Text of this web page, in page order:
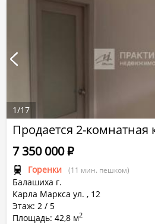
Продается 2-комнатная
Горенки (11 мин. пешком)
Балашиха г.
Карла Маркса ул. , 12
Этаж: 2 / 5
Площадь: 42,8 м2
7 350 000Р
1/17